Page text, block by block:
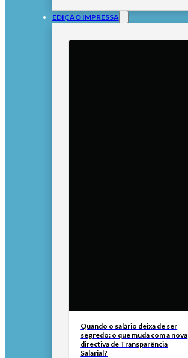
EDIÇÃO IMPRESSA
Quando o salário deixa de ser
segredo: o que muda com a nova
directiva de Transparência
Salarial?